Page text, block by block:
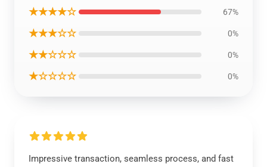
★★★★☆ 67%
★★★☆☆ 0%
★★☆☆☆ 0%
★☆☆☆☆ 0%
Impressive transaction, seamless process, and fast